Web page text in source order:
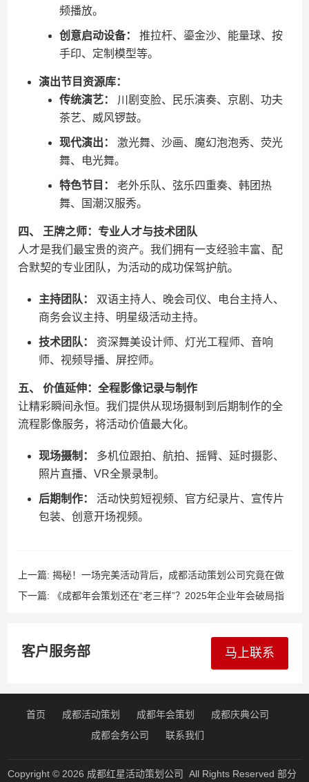
频播放。
创意启动设备：
推拉杆、鎏金沙、能量球、按
手印、定制模型等。
演出节目资源库：
传统演艺：
川剧变脸、民乐演奏、京剧、功夫
茶艺、威风锣鼓。
现代演出：
激光舞、沙画、魔幻泡泡秀、荧光
舞、电光舞。
特色节目：
老外乐队、弦乐四重奏、韩团热
舞、国潮汉服秀。
四、 王牌之师：专业人才与技术团队
人才是我们最宝贵的资产。我们拥有一支经验丰富、配
合默契的专业团队，为活动的成功保驾护航。
主持团队：
双语主持人、晚会司仪、电台主持人、
商务会议主持、明星级活动主持。
技术团队：
资深舞美设计师、灯光工程师、音响
师、视频导播、屏控师。
五、 价值延伸：全程影像记录与制作
让精彩瞬间永恒。我们提供从现场摄制到后期制作的全
流程影像服务，将活动价值最大化。
现场摄制：
多机位跟拍、航拍、摇臂、延时摄影、
照片直播、VR全景录制。
后期制作：
活动快剪短视频、官方纪录片、宣传片
包装、创意开场视频。
上一篇: 揭秘！一场完美活动背后，成都活动策划公司究竟在做
什么？
下一篇:
《成都年会策划还在“老三样”？2025年企业年会破局指
客户服务部 马上联系
首页 成都活动策划 成都年会策划
成都庆典公司
成都会务公司
联系我们
Copyright © 2026 成都红星活动策划公司 All Rights Reserved 部分